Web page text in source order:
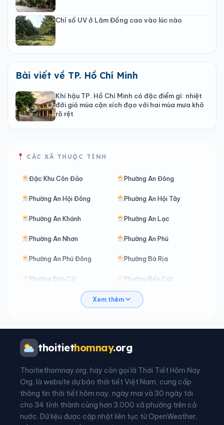
Chỉ số UV ở Lâm Đồng cao vào lúc nào
Bài viết về TP. Hồ Chí Minh
Khí hậu TP. Hồ Chí Minh có đặc điểm gì: nhiệt
đới gió mùa cận xích đạo với hai mùa mưa khô
rõ rệt
CÁC XÃ THUỘC TỈNH
Đặc Khu Côn Đảo Phường An Đông
Phường An Hội Đông Phường An Hội Tây
Phường An Khánh Phường An Lạc
Phường An Nhơn Phường An Phú
Phường An Phú Đông Phường Bà Rịa
Phường Bàn Cờ Phường Bến Cát
Phường Bến Thành Phường Bình Cơ
Phường Bình Hòa
Phường Bình Lợi Trung
Phường Bình Quới Phường Bình Tân
Phường Bình Tây Phường Bình Thạnh
Phường Bình Thới Phường Bình Tiên
Xem thêm
thoitiethomnay.org
Thoitiethomnay.org, hay còn gọi là Thời Tiết Hôm Nay
Org, là website dự báo thời tiết Việt Nam, cung cấp
thông tin thời tiết hôm nay, ngày mai và 30 ngày tới
cho 34 tỉnh thành cùng hơn 3.000 xã phường trên cả
nước. Dữ liệu được cập nhật liên tục từ OpenWeather,